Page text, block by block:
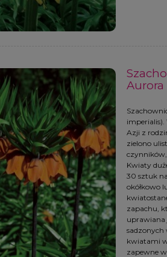
Aurora
Azji z
zielono
czynników,
Kwiaty
30 sztuk
okółkowo
zapachu,
uprawiana
sadzonych
kwiatami
zapewne